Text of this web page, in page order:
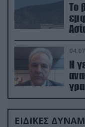
Το
Η
ΕΙΔΙΚΕΣ